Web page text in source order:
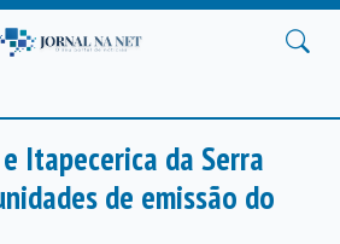
Itapecerica da Serra
de emissão do